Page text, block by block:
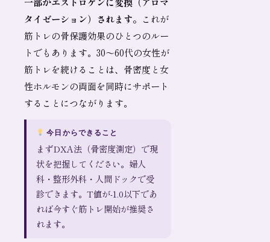
タイゼーション）されます。 これが
筋トレの骨保護効果のひとつのルー
トでもあります。30〜60代の女性が
筋トレを続けることは、骨密度と女
性ホルモンの両面を同時にサポート
することにつながります。
今日からできること
まずDXA法（骨密度測定）で現
状を把握してください。婦人
科・整形外科・人間ドックで受
診できます。T値が-1.0以下であ
れば今すぐ筋トレ開始が推奨さ
れます。